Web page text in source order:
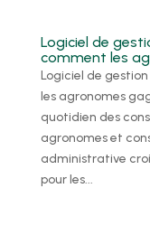
Logiciel de
comment les
Logiciel de
les agronomes
quotidien des
agronomes et
administrative
pour les...